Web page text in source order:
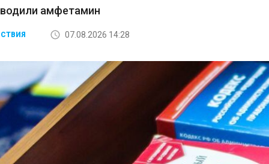
амфетамин
07.08.2026 14:28